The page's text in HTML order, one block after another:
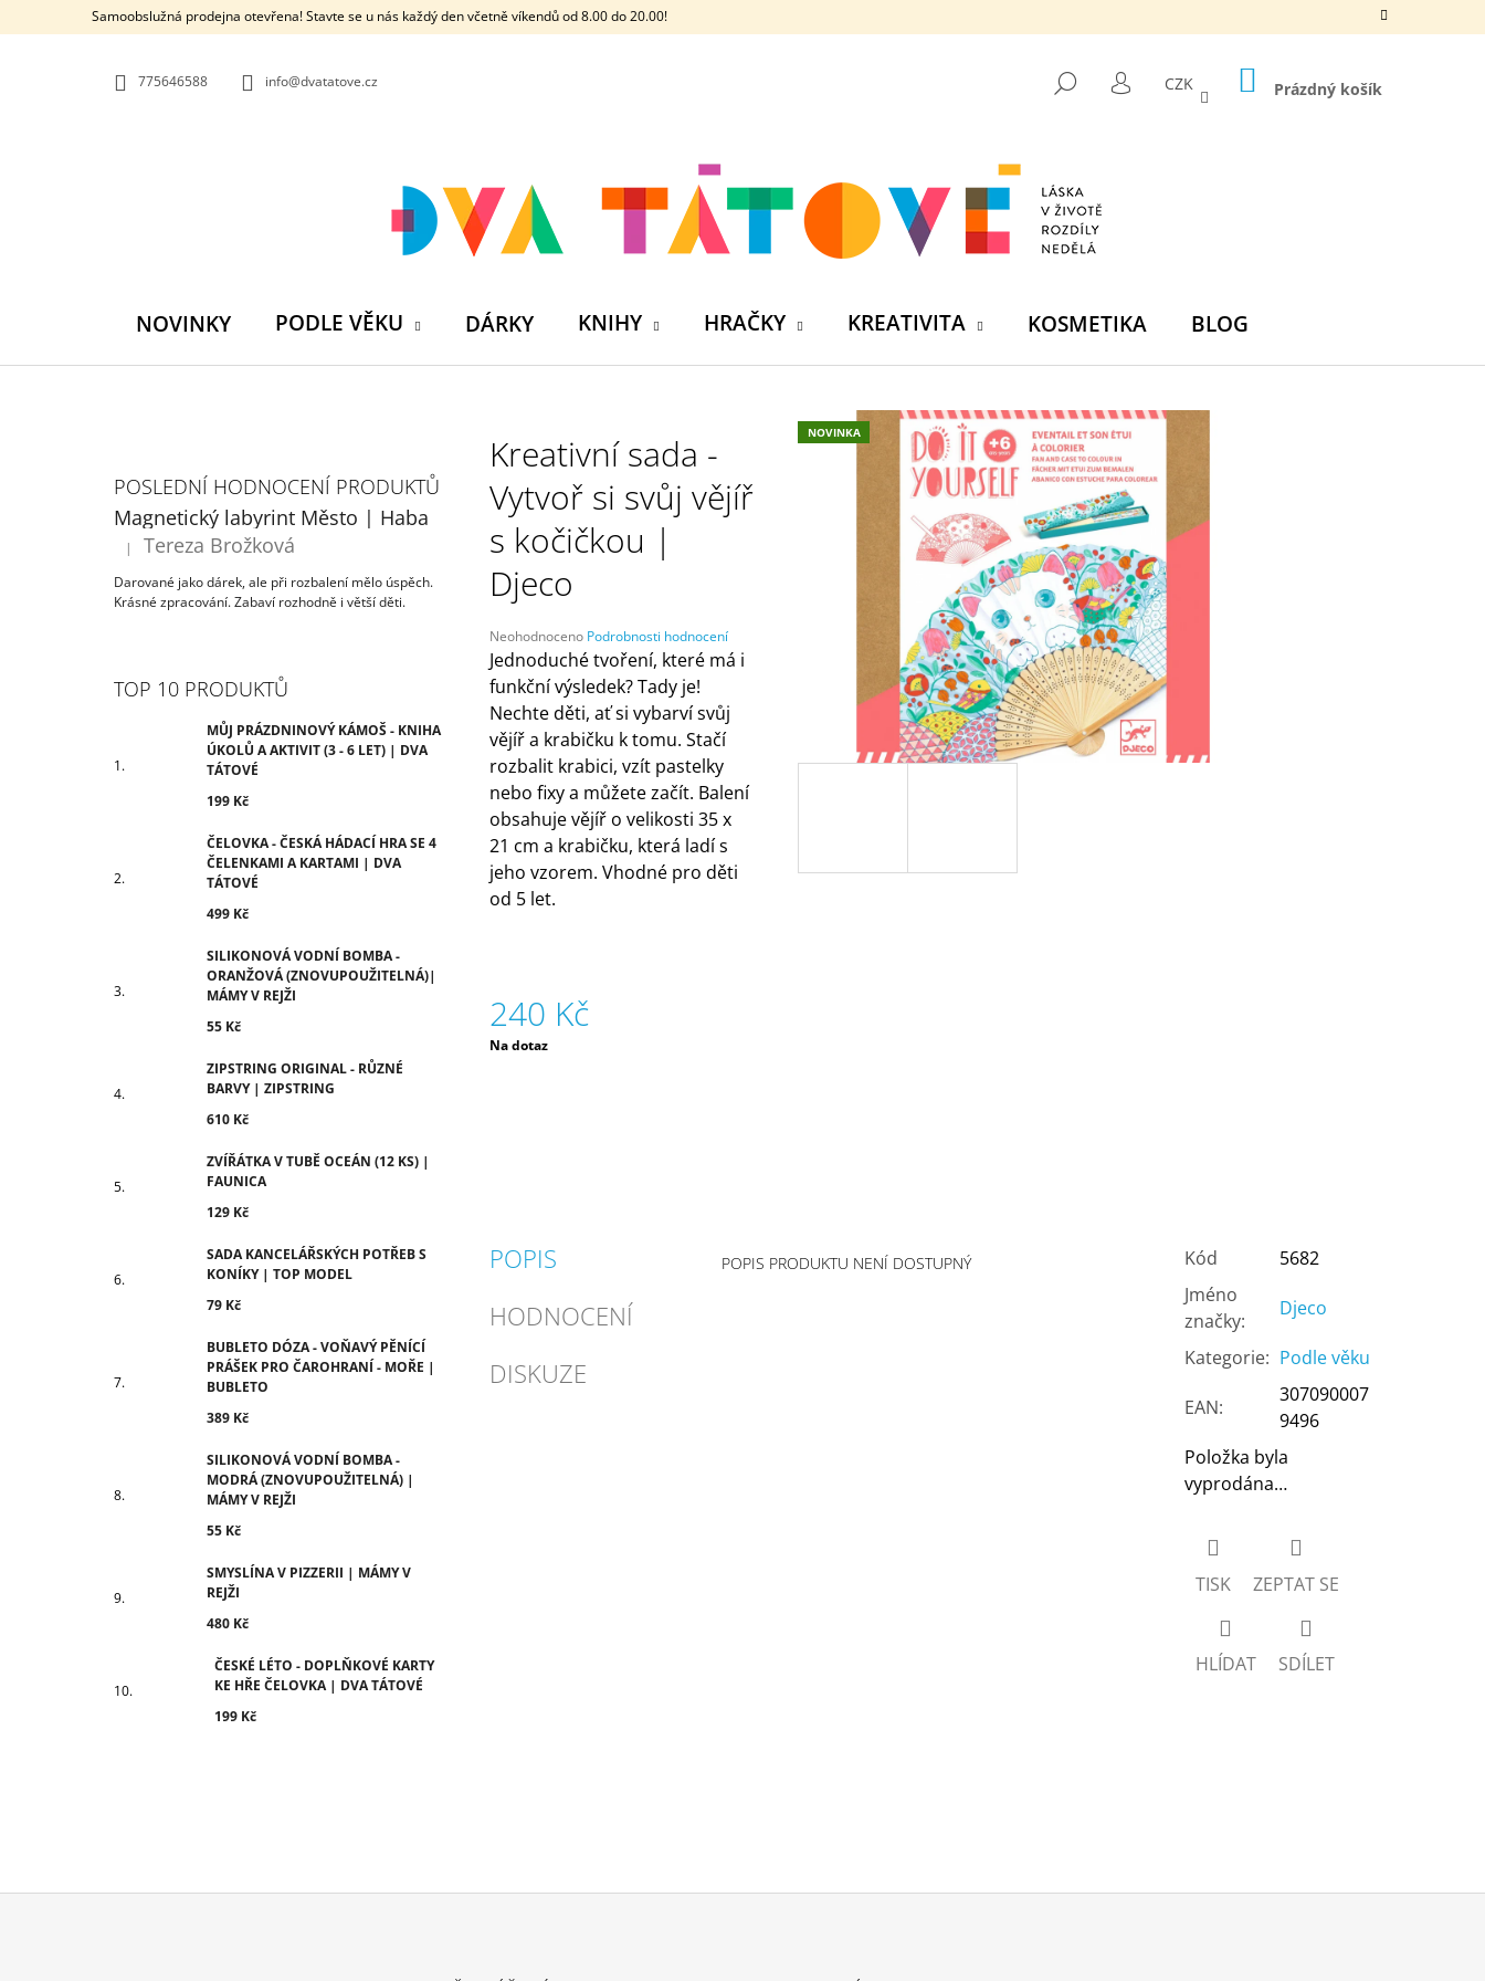
Samoobslužná prodejna otevřena! Stavte se u nás každý den včetně víkendů od 8.00 do 20.00!
775646588 info@dvatatove.cz HLEDAT
PŘIHLÁŠENÍ
CZK NÁKUPNÍ
KOŠÍK
Prázdný košík
NOVINKY PODLE VĚKU DÁRKY KNIHY HRAČKY KREATIVITA KOSMETIKA BLOG
POSLEDNÍ HODNOCENÍ PRODUKTŮ
Magnetický labyrint Město | Haba
Hodnocení produktu je 5 z 5 hvězdiček.
| Tereza Brožková
Darované jako dárek, ale při rozbalení mělo úspěch.
Krásné zpracování. Zabaví rozhodně i větší děti.
TOP 10 PRODUKTŮ
MŮJ PRÁZDNINOVÝ KÁMOŠ - KNIHA
ÚKOLŮ A AKTIVIT (3 - 6 LET) | DVA
TÁTOVÉ
199 Kč
ČELOVKA - ČESKÁ HÁDACÍ HRA SE 4
ČELENKAMI A KARTAMI | DVA
TÁTOVÉ
499 Kč
SILIKONOVÁ VODNÍ BOMBA -
ORANŽOVÁ (ZNOVUPOUŽITELNÁ)|
MÁMY V REJŽI
55 Kč
ZIPSTRING ORIGINAL - RŮZNÉ
BARVY | ZIPSTRING
610 Kč
ZVÍŘÁTKA V TUBĚ OCEÁN (12 KS) |
FAUNICA
129 Kč
SADA KANCELÁŘSKÝCH POTŘEB S
KONÍKY | TOP MODEL
79 Kč
BUBLETO DÓZA - VOŇAVÝ PĚNÍCÍ
PRÁŠEK PRO ČAROHRANÍ - MOŘE |
BUBLETO
389 Kč
SILIKONOVÁ VODNÍ BOMBA -
MODRÁ (ZNOVUPOUŽITELNÁ) |
MÁMY V REJŽI
55 Kč
SMYSLÍNA V PIZZERII | MÁMY V
REJŽI
480 Kč
ČESKÉ LÉTO - DOPLŇKOVÉ KARTY
KE HŘE ČELOVKA | DVA TÁTOVÉ
199 Kč
Kreativní sada -
Vytvoř si svůj vějíř
s kočičkou |
Djeco
Průměrné
hodnocení
produktu
je
0,0
z
hvězdiček.
Neohodnoceno Podrobnosti hodnocení
NOVINKA
Jednoduché tvoření, které má i
funkční výsledek? Tady je!
Nechte děti, ať si vybarví svůj
vějíř a krabičku k tomu. Stačí
rozbalit krabici, vzít pastelky
nebo fixy a můžete začít. Balení
obsahuje vějíř o velikosti 35 x
21 cm a krabičku, která ladí s
jeho vzorem. Vhodné pro děti
od 5 let.
240 Kč
Měrná
Na dotaz
POPIS
HODNOCENÍ
DISKUZE
POPIS PRODUKTU NENÍ DOSTUPNÝ Kód
5682
Jméno
značky:
Djeco
Kategorie: Podle věku
EAN:
307090007
9496
Položka byla
vyprodána…
TISK ZEPTAT SE
HLÍDAT SDÍLET
O
HLEDAT
MŮJ PRÁZDNINOVÝ KÁMOŠ - KNIHA
ÚKOLŮ A AKTIVIT (3 - 6 LET) | DVA
TÁTOVÉ
199 Kč
ČELOVKA - ČESKÁ HÁDACÍ HRA SE 4
ČELENKAMI A KARTAMI | DVA TÁTOVÉ
499 Kč
SILIKONOVÁ VODNÍ BOMBA -
ORANŽOVÁ (ZNOVUPOUŽITELNÁ)|
MÁMY V REJŽI